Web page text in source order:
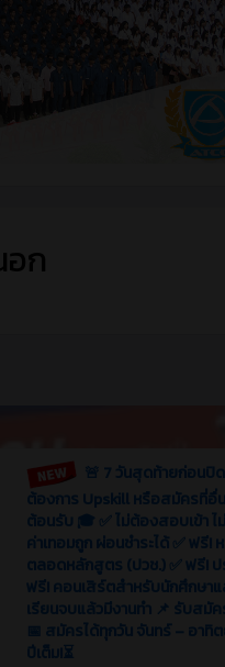
ก
🚨 7 วันสุดท้ายก่อนปิ
ต้องการ Upskill หรือสมัครที่อื่
ต้อนรับ 🎓 ✅ ไม่ต้องสอบเข้า
ค่าเทอมถูก ผ่อนชำระได้ ✅ ฟรี
ตลอดหลักสูตร (ปวช.) ✅ ฟรี!
ฟรี! คอนเสิร์ตสำหรับนักศึกษา
เรียนจบแล้วมีงานทำ 📌 รับสมั
📅 สมัครได้ทุกวัน จันทร์ – อาทิ
ปีเต็ม!⏳